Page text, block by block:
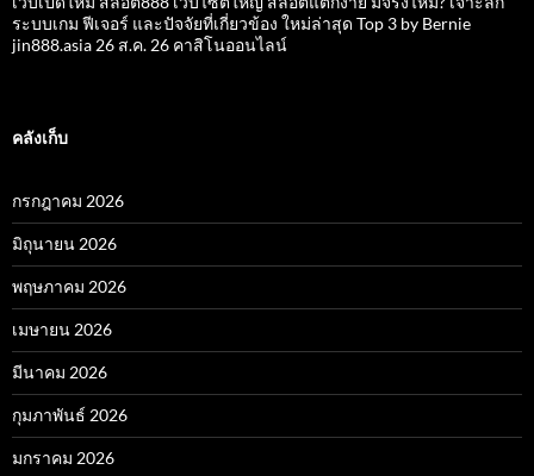
ระบบเกม ฟีเจอร์ และปัจจัยที่เกี่ยวข้อง ใหม่ล่าสุด Top 3 by Bernie
jin888.asia 26 ส.ค. 26 คาสิโนออนไลน์
คลังเก็บ
กรกฎาคม 2026
มิถุนายน 2026
พฤษภาคม 2026
เมษายน 2026
มีนาคม 2026
กุมภาพันธ์ 2026
มกราคม 2026